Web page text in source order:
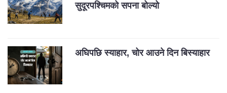
सुदूरपश्चिमको सपना बोल्यो
अघिपछि स्याहार, चोर आउने दिन बिस्याहार